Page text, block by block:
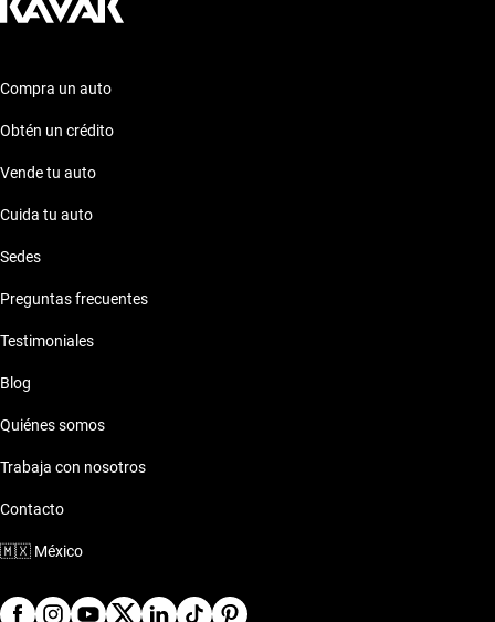
Compra un auto
Obtén un crédito
Vende tu auto
Cuida tu auto
Sedes
Preguntas frecuentes
Testimoniales
Blog
Quiénes somos
Trabaja con nosotros
Contacto
🇲🇽 México